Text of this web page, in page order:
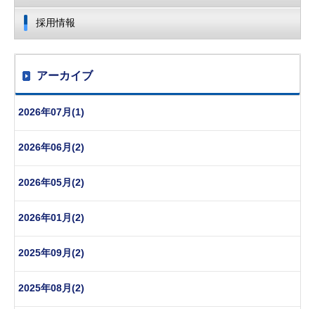
採用情報
アーカイブ
2026年07月(1)
2026年06月(2)
2026年05月(2)
2026年01月(2)
2025年09月(2)
2025年08月(2)